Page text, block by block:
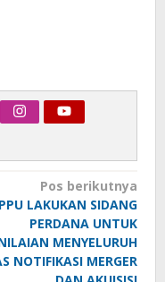
Pos berikutnya
LAKUKAN SIDANG
PERDANA UNTUK
MENYELURUH
NOTIFIKASI MERGER